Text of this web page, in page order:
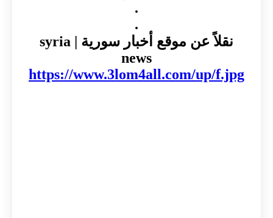
نقلاً عن موقع أخبار سورية | syria
news
https://www.3lom4all.com/up/f.jpg